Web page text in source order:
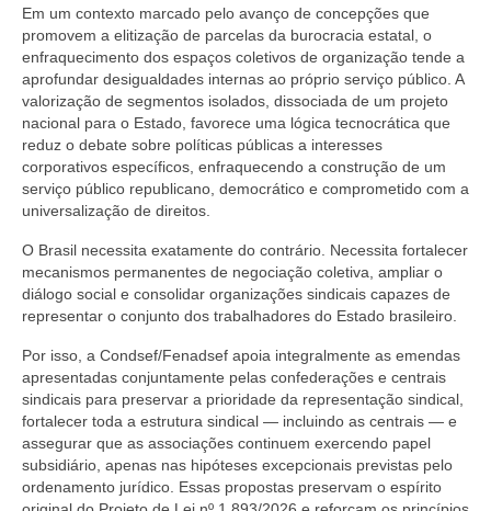
Em um contexto marcado pelo avanço de concepções que
promovem a elitização de parcelas da burocracia estatal, o
enfraquecimento dos espaços coletivos de organização tende a
aprofundar desigualdades internas ao próprio serviço público. A
valorização de segmentos isolados, dissociada de um projeto
nacional para o Estado, favorece uma lógica tecnocrática que
reduz o debate sobre políticas públicas a interesses
corporativos específicos, enfraquecendo a construção de um
serviço público republicano, democrático e comprometido com a
universalização de direitos.
O Brasil necessita exatamente do contrário. Necessita fortalecer
mecanismos permanentes de negociação coletiva, ampliar o
diálogo social e consolidar organizações sindicais capazes de
representar o conjunto dos trabalhadores do Estado brasileiro.
Por isso, a Condsef/Fenadsef apoia integralmente as emendas
apresentadas conjuntamente pelas confederações e centrais
sindicais para preservar a prioridade da representação sindical,
fortalecer toda a estrutura sindical — incluindo as centrais — e
assegurar que as associações continuem exercendo papel
subsidiário, apenas nas hipóteses excepcionais previstas pelo
ordenamento jurídico. Essas propostas preservam o espírito